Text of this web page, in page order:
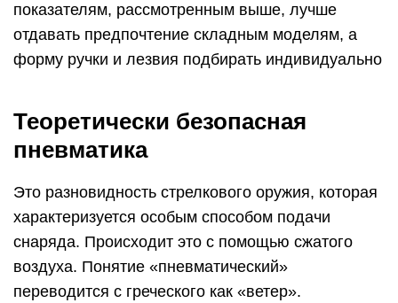
показателям, рассмотренным выше, лучше
отдавать предпочтение складным моделям, а
форму ручки и лезвия подбирать индивидуально
Теоретически безопасная
пневматика
Это разновидность стрелкового оружия, которая
характеризуется особым способом подачи
снаряда. Происходит это с помощью сжатого
воздуха. Понятие «пневматический»
переводится с греческого как «ветер».